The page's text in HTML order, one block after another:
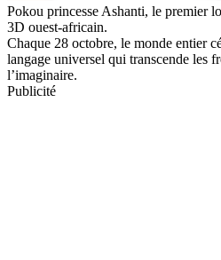
Pokou princesse Ashanti, le premier
3D ouest-africain.
Chaque 28 octobre, le monde entier
langage universel qui transcende les
l’imaginaire.
Publicité